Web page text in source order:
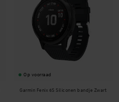
Op voorraad
Garmin Fenix 6S Siliconen bandje Zwart